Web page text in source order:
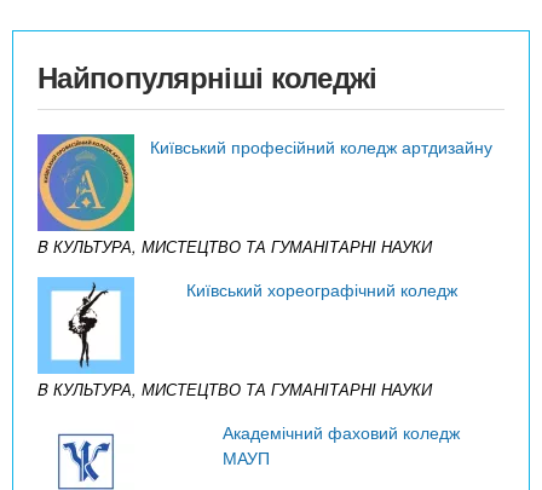
Найпопулярніші коледжі
Київський професійний коледж артдизайну
B КУЛЬТУРА, МИСТЕЦТВО ТА ГУМАНІТАРНІ НАУКИ
Київський хореографічний коледж
B КУЛЬТУРА, МИСТЕЦТВО ТА ГУМАНІТАРНІ НАУКИ
Академічний фаховий коледж
МАУП